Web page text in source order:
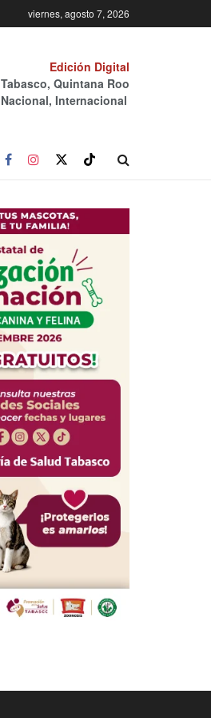
viernes, agosto 7, 2026
Edición Digital
Tabasco, Quintana Roo
Nacional, Internacional